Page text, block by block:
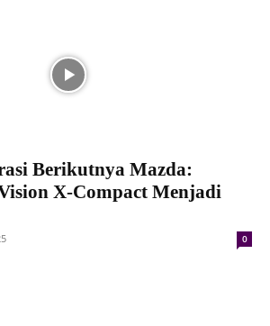
Berikutnya Mazda:
X-Compact Menjadi
0